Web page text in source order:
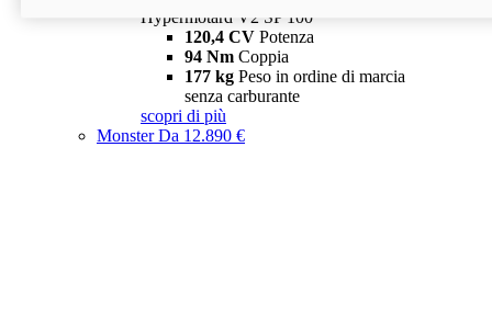
Hypermotard V2 SP 100
120,4 CV Potenza
94 Nm Coppia
177 kg Peso in ordine di marcia
senza carburante
scopri di più
MonsterDa 12.890 €